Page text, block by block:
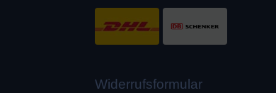
Widerrufsformular